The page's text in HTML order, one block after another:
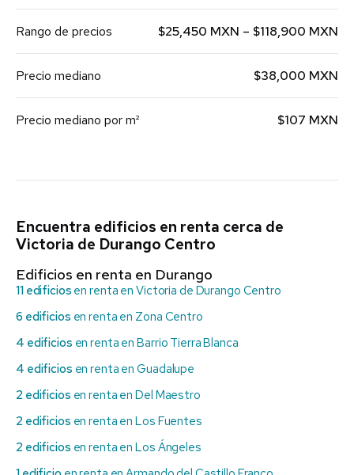
Rango de precios $25,450 MXN – $118,900 MXN
Precio mediano $38,000 MXN
Precio mediano por m² $107 MXN
Encuentra edificios en renta cerca de
Victoria de Durango Centro
Edificios en renta en Durango
11 edificios en renta en Victoria de Durango Centro
6 edificios en renta en Zona Centro
4 edificios en renta en Barrio Tierra Blanca
4 edificios en renta en Guadalupe
2 edificios en renta en Del Maestro
2 edificios en renta en Los Fuentes
2 edificios en renta en Los Ángeles